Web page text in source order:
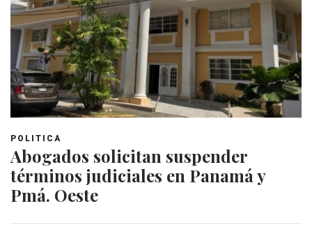
POLITICA
Abogados solicitan suspender
términos judiciales en Panamá y
Pmá. Oeste